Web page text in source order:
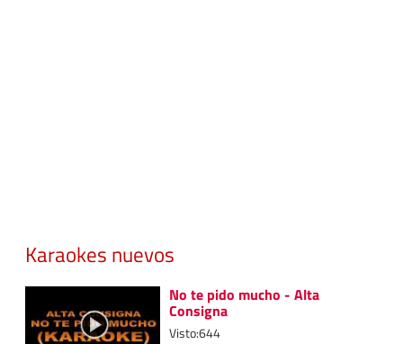
Karaokes nuevos
No te pido mucho - Alta
Consigna
Visto:644